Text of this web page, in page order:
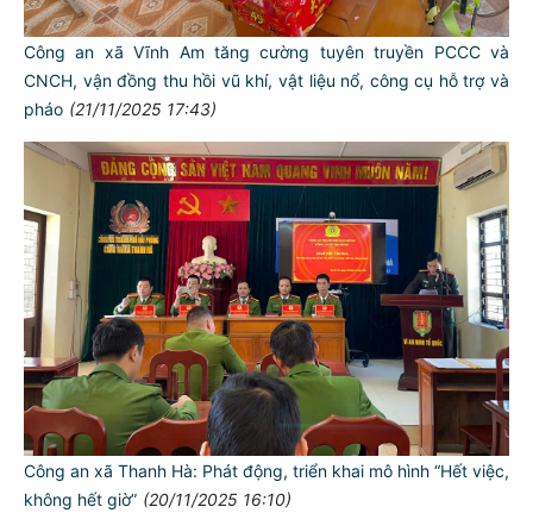
Công an xã Vĩnh Am tăng cường tuyên truyền PCCC và
CNCH, vận đồng thu hồi vũ khí, vật liệu nổ, công cụ hỗ trợ và
pháo (21/11/2025 17:43)
Công an xã Thanh Hà: Phát động, triển khai mô hình “Hết việc,
không hết giờ” (20/11/2025 16:10)